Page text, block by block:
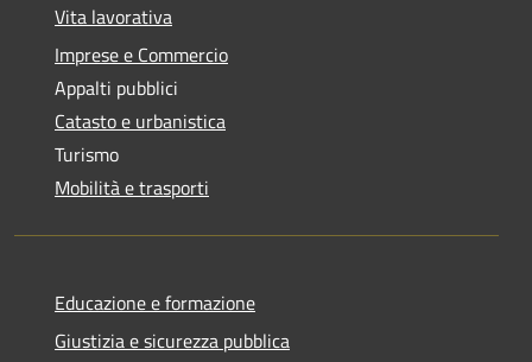
Vita lavorativa
Imprese e Commercio
Appalti pubblici
Catasto e urbanistica
Turismo
Mobilità e trasporti
Educazione e formazione
Giustizia e sicurezza pubblica